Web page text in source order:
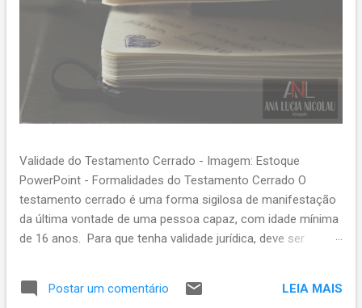
Validade do Testamento Cerrado - Imagem: Estoque
PowerPoint - Formalidades do Testamento Cerrado O
testamento cerrado é uma forma sigilosa de manifestação
da última vontade de uma pessoa capaz, com idade mínima
de 16 anos. Para que tenha validade jurídica, deve ser
determina o artigo 1.868 do Código Civil. As formalidades
exigidas incluem: Entrega ao tabelião – O testador deve
Postar um comentário LEIA MAIS